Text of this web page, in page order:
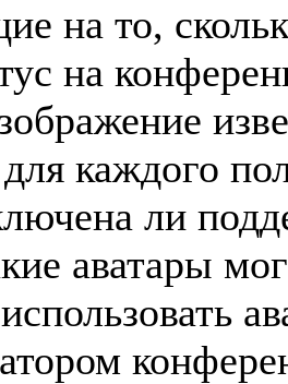
на то,
на
каждого
ли
аватары